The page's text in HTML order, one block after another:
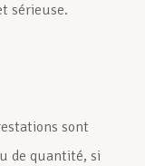
sérieuse.
sont
de quantité, si